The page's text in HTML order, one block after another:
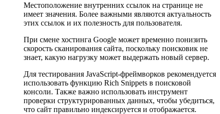
Местоположение внутренних ссылок на странице не
имеет значения. Более важными являются актуальность
этих ссылок и их полезность для пользователя.
При смене хостинга Google может временно понизить
скорость сканирования сайта, поскольку поисковик не
знает, какую нагрузку может выдержать новый сервер.
Для тестирования JavaScript-фреймворков рекомендуется
использовать функцию Rich Snippets в поисковой
консоли. Также важно использовать инструмент
проверки структурированных данных, чтобы убедиться,
что сайт правильно индексируется и отображается.